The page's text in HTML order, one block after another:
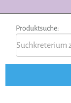
Produktsuche: